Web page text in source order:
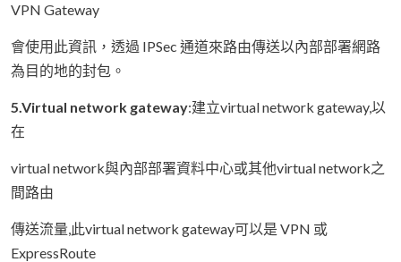
VPN Gateway
會使用此資訊，透過 IPSec 通道來路由傳送以內部部署網路
為目的地的封包。
5.Virtual network gateway:建立virtual network gateway,以
在
virtual network與內部部署資料中心或其他virtual network之
間路由
傳送流量,此virtual network gateway可以是 VPN 或
ExpressRoute